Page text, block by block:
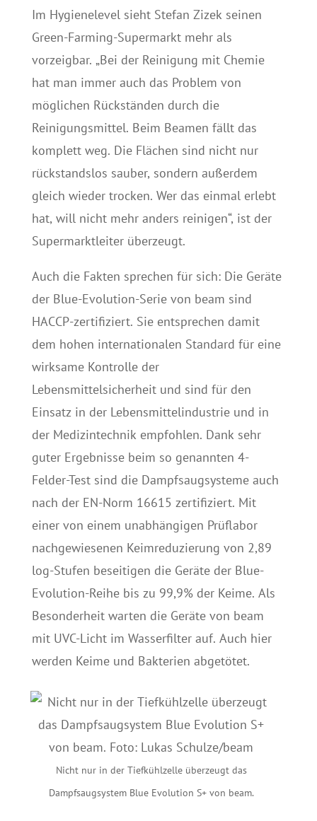
Im Hygienelevel sieht Stefan Zizek seinen
Green-Farming-Supermarkt mehr als
vorzeigbar. „Bei der Reinigung mit Chemie
hat man immer auch das Problem von
möglichen Rückständen durch die
Reinigungsmittel. Beim Beamen fällt das
komplett weg. Die Flächen sind nicht nur
rückstandslos sauber, sondern außerdem
gleich wieder trocken. Wer das einmal erlebt
hat, will nicht mehr anders reinigen“, ist der
Supermarktleiter überzeugt.
Auch die Fakten sprechen für sich: Die Geräte
der Blue-Evolution-Serie von beam sind
HACCP-zertifiziert. Sie entsprechen damit
dem hohen internationalen Standard für eine
wirksame Kontrolle der
Lebensmittelsicherheit und sind für den
Einsatz in der Lebensmittelindustrie und in
der Medizintechnik empfohlen. Dank sehr
guter Ergebnisse beim so genannten 4-
Felder-Test sind die Dampfsaugsysteme auch
nach der EN-Norm 16615 zertifiziert. Mit
einer von einem unabhängigen Prüflabor
nachgewiesenen Keimreduzierung von 2,89
log-Stufen beseitigen die Geräte der Blue-
Evolution-Reihe bis zu 99,9% der Keime. Als
Besonderheit warten die Geräte von beam
mit UVC-Licht im Wasserfilter auf. Auch hier
werden Keime und Bakterien abgetötet.
Nicht nur in der Tiefkühlzelle überzeugt das
Dampfsaugsystem Blue Evolution S+ von beam.